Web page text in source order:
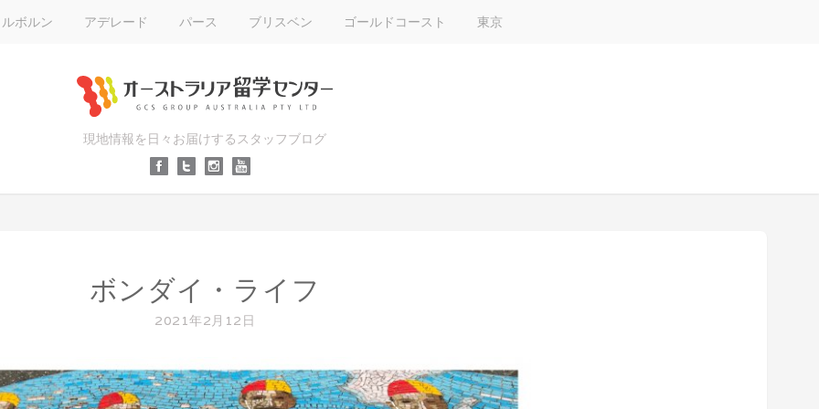
ボルン アデレード パース ブリスベン ゴールドコースト 東京
現地情報を日々お届けするスタッフブログ
ボンダイ・ライフ
2021年2月12日